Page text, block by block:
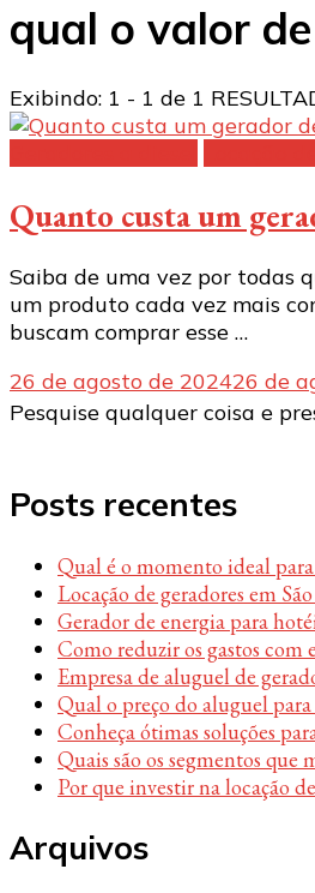
qual o valor
Exibindo: 1 - 1 de 1
Quanto custa um
Saiba de uma vez por todas
um produto cada vez mais
buscam comprar esse …
26 de agosto de 202426 de
Procurando
Pesquise qualquer coisa e
Posts recentes
Qual é o momento ideal
Locação de geradores em
Gerador de energia para
Como reduzir os gastos com
Empresa de aluguel de
Qual o preço do aluguel
Conheça ótimas soluções
Quais são os segmentos que
Por que investir na locação
Arquivos